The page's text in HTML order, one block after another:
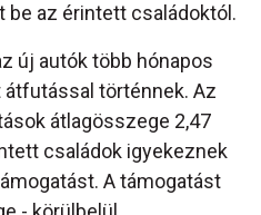
be az érintett családoktól.
új autók több hónapos
történnek. Az
átlagösszege 2,47
családok igyekeznek
A támogatást